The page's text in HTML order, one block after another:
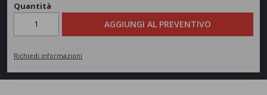
Quantità
AGGIUNGI AL PREVENTIVO
Richiedi informazioni